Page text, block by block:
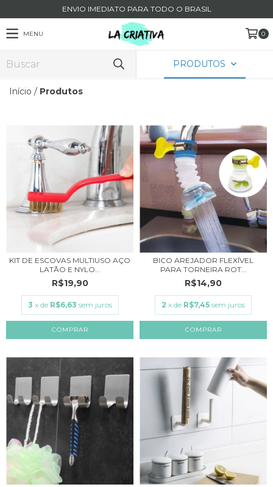
ENVIO IMEDIATO PARA TODO O BRASIL
MENU 0
PRODUTOS
Início / Produtos
KIT DE ESCOVAS MULTIUSO AÇO
LATÃO E NYLO...
R$19,90
3 x de R$6,63 sem juros
BICO AREJADOR FLEXÍVEL
PARA TORNEIRA ROT...
R$14,90
2 x de R$7,45 sem juros
COMPRAR